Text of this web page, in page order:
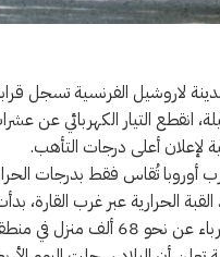
التيار الكهربائي عن
لإعلان أعلى درجات التأهب.
أوروبا تُقاس فقط بدرجات
الحرارية عبر غرب القارة،
في فرنسا، جاء انقطاع